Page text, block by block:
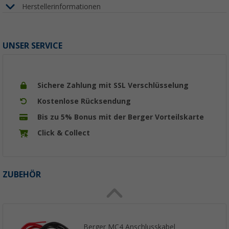
Herstellerinformationen
UNSER SERVICE
Sichere Zahlung mit SSL Verschlüsselung
Kostenlose Rücksendung
Bis zu 5% Bonus mit der Berger Vorteilskarte
Click & Collect
ZUBEHÖR
Berger MC4 Anschlusskabel